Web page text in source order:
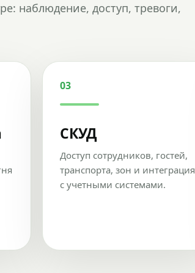
наблюдение, доступ, тревоги,
03
СКУД
Доступ сотрудников, гостей,
транспорта, зон и интеграция
с учетными системами.